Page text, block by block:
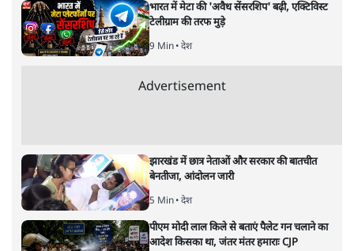
भारत में मेटा की 'अवैध सेंसरशिप' बढ़ी, एक्टिविस्ट
टेलीग्राम की तरफ मुड़े
9 Min• देश
Advertisement
झारखंड में छात्र नेताओं और सरकार की बातचीत
बेनतीजा, आंदोलन जारी
5 Min• देश
पीएम मोदी लाल किले से बताएं पैलेट गन चलाने का
आदेश किसका था, जंतर मंतर हमाराः CJP